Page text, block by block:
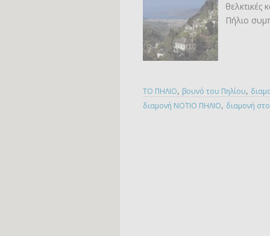
θελκτικές
Πήλιο
TO ΠΗΛΙΟ, βουνό του Πηλίου,
διαμονή ΝΟΤΙΟ ΠΗΛΙΟ, διαμονή